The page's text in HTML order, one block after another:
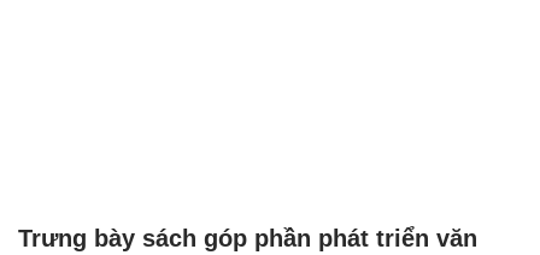
Trưng bày sách góp phần phát triển văn